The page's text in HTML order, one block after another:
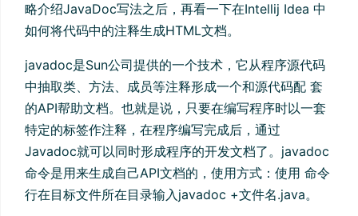
略介绍JavaDoc写法之后，再看一下在Intellij Idea 中
如何将代码中的注释生成HTML文档。
javadoc是Sun公司提供的一个技术，它从程序源代码
中抽取类、方法、成员等注释形成一个和源代码配 套
的API帮助文档。也就是说，只要在编写程序时以一套
特定的标签作注释，在程序编写完成后，通过
Javadoc就可以同时形成程序的开发文档了。javadoc
命令是用来生成自己API文档的，使用方式：使用 命令
行在目标文件所在目录输入javadoc +文件名.java。